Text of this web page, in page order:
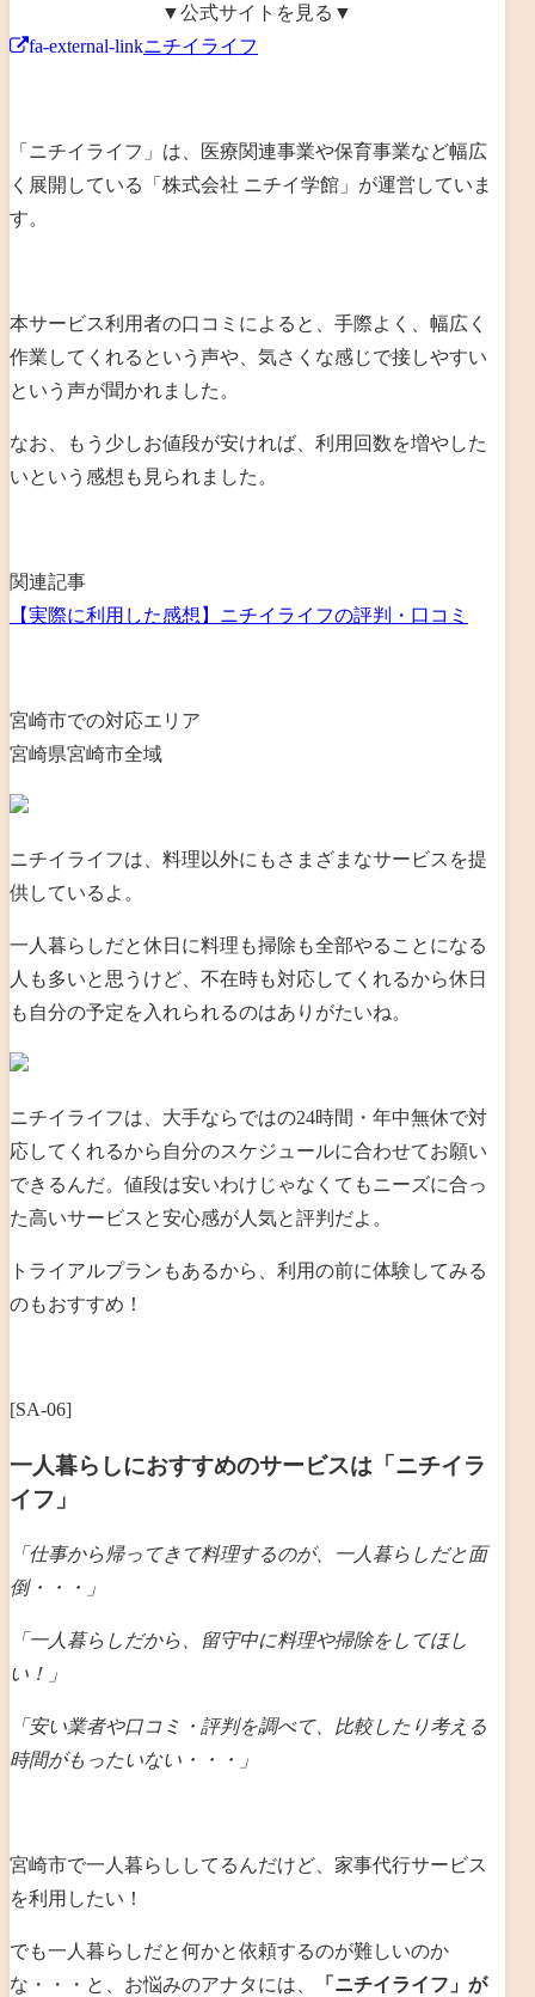
▼公式サイトを見る▼
fa-external-linkニチイライフ
「ニチイライフ」は、
医療関連事業や保育事業など幅広
く展開 している「 株式会社 ニチイ学館 」が運営していま
す。
本サービス利用者の口コミによると、手際よく、幅広く
作業してくれるという声や、気さくな感じで接しやすい
という声が聞かれました。
なお、もう少しお値段が安ければ、利用回数を増やした
いという感想も見られました。
関連記事
【実際に利用した感想】ニチイライフの評判・口コミ
宮崎市での対応エリア
宮崎県宮崎市全域
ニチイライフは、料理以外にもさまざまなサービスを提
供しているよ。
一人暮らしだと休日に料理も掃除も全部やることになる
人も多いと思うけど、不在時も対応してくれるから休日
も自分の予定を入れられるのはありがたいね。
ニチイライフは、大手ならではの24時間・年中無休で対
応してくれるから自分のスケジュールに合わせてお願い
できるんだ。値段は安いわけじゃなくてもニーズに合っ
た高いサービスと安心感が人気と評判だよ。
トライアルプランもあるから、利用の前に体験してみる
のもおすすめ！
[SA-06]
一人暮らしにおすすめのサービスは「ニチイラ
イフ」
「仕事から帰ってきて料理するのが、一人暮らしだと面
倒・・・」
「一人暮らしだから、留守中に料理や掃除をしてほし
い！」
「安い業者や口コミ・評判を調べて、比較したり考える
時間がもったいない・・・」
宮崎市で一人暮らししてるんだけど、家事代行サービス
を利用したい！
でも一人暮らしだと何かと依頼するのが難しいのか
な・・・と、お悩みのアナタには、
「ニチイライフ」が